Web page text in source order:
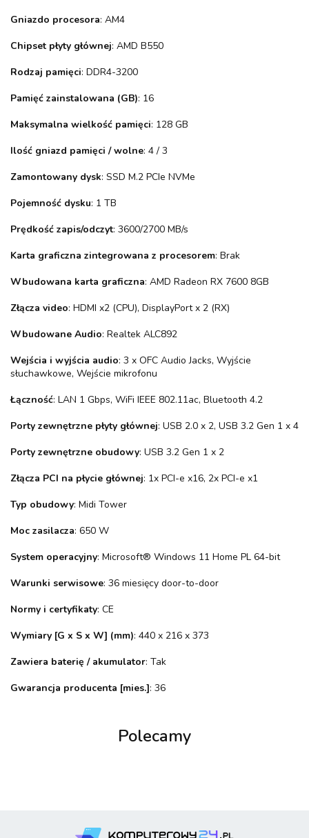
Gniazdo procesora: AM4
Chipset płyty głównej: AMD B550
Rodzaj pamięci: DDR4-3200
Pamięć zainstalowana (GB): 16
Maksymalna wielkość pamięci: 128 GB
Ilość gniazd pamięci / wolne: 4 / 3
Zamontowany dysk: SSD M.2 PCIe NVMe
Pojemność dysku: 1 TB
Prędkość zapis/odczyt: 3600/2700 MB/s
Karta graficzna zintegrowana z procesorem: Brak
Wbudowana karta graficzna: AMD Radeon RX 7600 8GB
Złącza video: HDMI x2 (CPU), DisplayPort x 2 (RX)
Wbudowane Audio: Realtek ALC892
Wejścia i wyjścia audio: 3 x OFC Audio Jacks, Wyjście
słuchawkowe, Wejście mikrofonu
Łączność: LAN 1 Gbps, WiFi IEEE 802.11ac, Bluetooth 4.2
Porty zewnętrzne płyty głównej: USB 2.0 x 2, USB 3.2 Gen 1 x 4
Porty zewnętrzne obudowy: USB 3.2 Gen 1 x 2
Złącza PCI na płycie głównej: 1x PCI-e x16, 2x PCI-e x1
Typ obudowy: Midi Tower
Moc zasilacza: 650 W
System operacyjny: Microsoft® Windows 11 Home PL 64-bit
Warunki serwisowe: 36 miesięcy door-to-door
Normy i certyfikaty: CE
Wymiary [G x S x W] (mm): 440 x 216 x 373
Zawiera baterię / akumulator: Tak
Gwarancja producenta [mies.]: 36
Polecamy